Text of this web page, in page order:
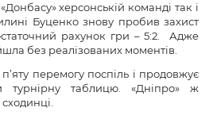
херсонській команді так і
Буценко знову пробив захист
рахунок гри – 5:2. Адже
без реалізованих моментів.
перемогу поспіль і продовжує
турнірну таблицю. «Дніпро» ж